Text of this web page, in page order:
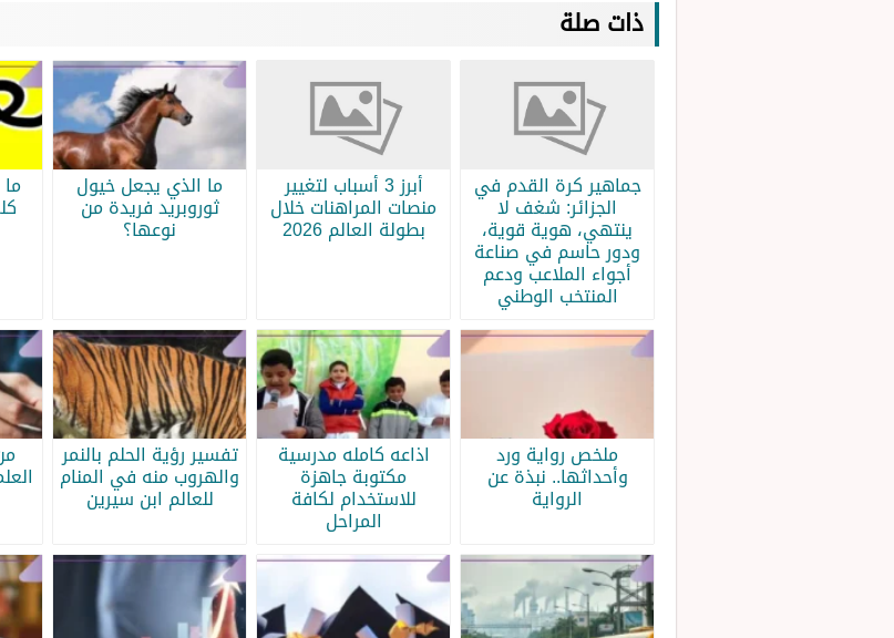
ذات صلة
جماهير كرة القدم في
الجزائر: شغف لا
ينتهي، هوية قوية،
ودور حاسم في صناعة
أجواء الملاعب ودعم
المنتخب الوطني
أبرز 3 أسباب لتغيير
منصات المراهنات خلال
بطولة العالم 2026
ما الذي يجعل خيول
ثوروبريد فريدة من
نوعها؟
ملخص رواية ورد
وأحداثها.. نبذة عن
الرواية
اذاعه كامله مدرسية
مكتوبة جاهزة
للاستخدام لكافة
المراحل
تفسير رؤية الحلم بالنمر
والهروب منه في المنام
للعالم ابن سيرين